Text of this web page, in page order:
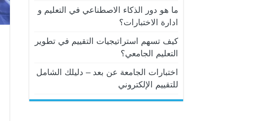
ما هو دور الذكاء الاصطناعي في التعليم و
ادارة الاختبارات؟
كيف تسهم استراتيجيات التقييم في تطوير
التعليم الجامعي؟
اختبارات الجامعة عن بعد – دليلك الشامل
للتقييم الإلكتروني